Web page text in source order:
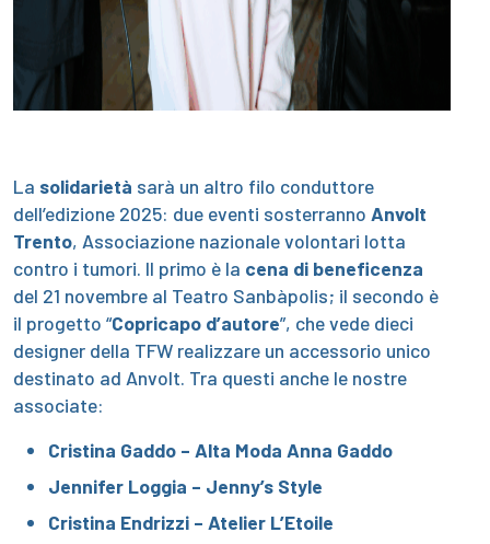
La solidarietà sarà un altro filo conduttore
dell’edizione 2025: due eventi sosterranno Anvolt
Trento, Associazione nazionale volontari lotta
contro i tumori. Il primo è la cena di beneficenza
del 21 novembre al Teatro Sanbàpolis; il secondo è
il progetto “Copricapo d’autore”, che vede dieci
designer della TFW realizzare un accessorio unico
destinato ad Anvolt. Tra questi anche le nostre
associate:
Cristina Gaddo – Alta Moda Anna Gaddo
Jennifer Loggia – Jenny’s Style
Cristina Endrizzi – Atelier L’Etoile